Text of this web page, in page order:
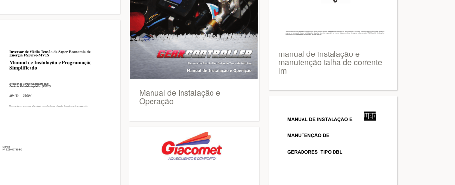
Manual de Instalação e
Operação
manual de instalação e
manutenção talha de corrente
lm